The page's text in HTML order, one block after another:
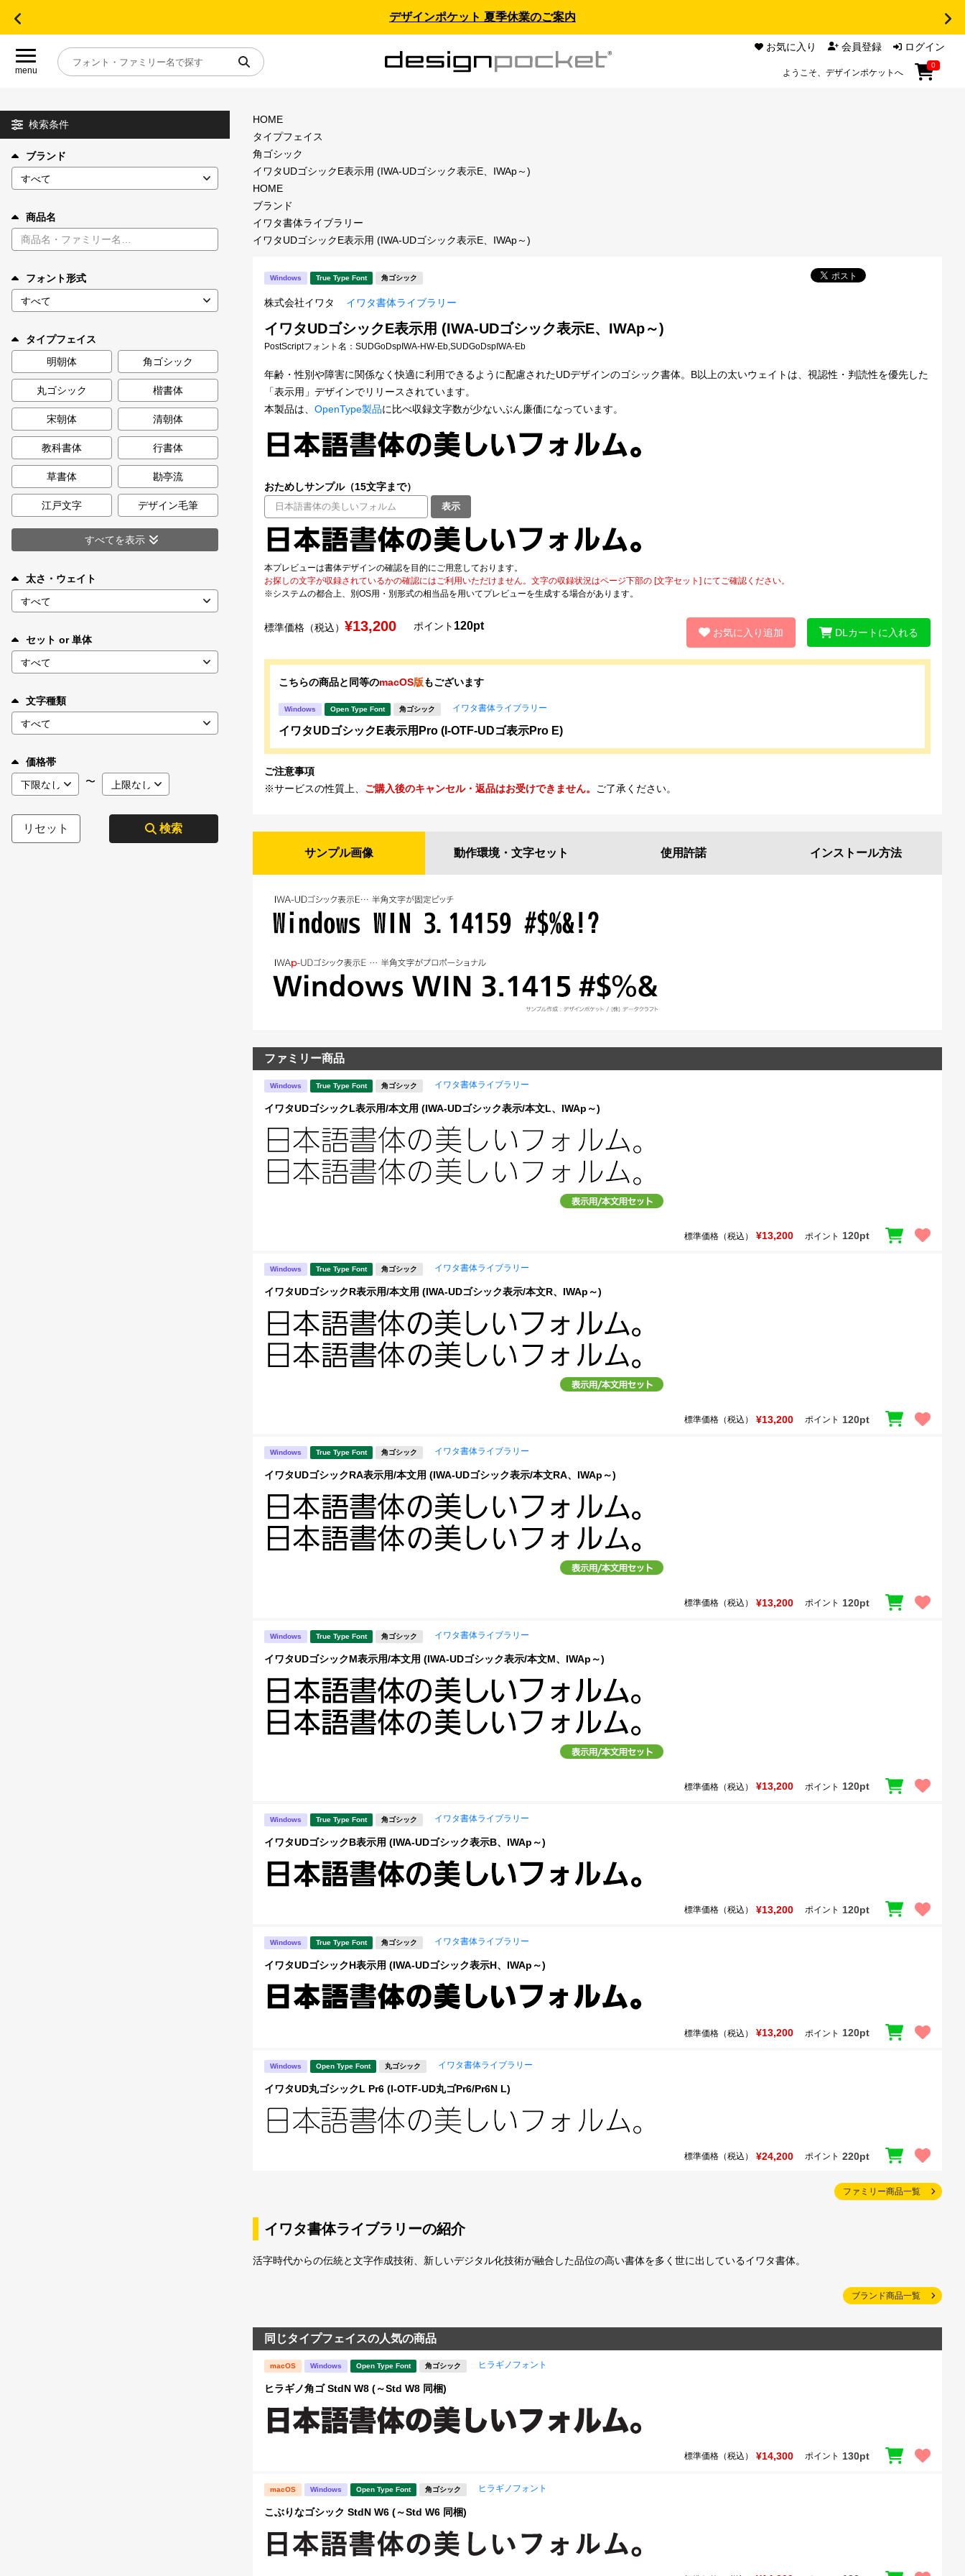
デザインポケット 夏季休業のご案内
menu
お気に入り 会員登録 ログイン
ようこそ、デザインポケットへ
0
目的別フォントガイド
特集
年間ライセンス商品
キャンペーン一覧
カート 0
マイページ
お気に入り
ご利用ガイド
お問い合わせ
検索条件
ブランド
商品名
フォント形式
タイプフェイス
明朝体
角ゴシック
丸ゴシック 楷書体
宋朝体 清朝体
教科書体 行書体
草書体 勘亭流
江戸文字 デザイン毛筆
すべてを表示
太さ・ウェイト
セット or 単体
文字種類
価格帯
〜
リセット 検索
HOME
タイプフェイス
角ゴシック
イワタUDゴシックE表示用 (IWA-UDゴシック表示E、IWAp～)
HOME
ブランド
イワタ書体ライブラリー
イワタUDゴシックE表示用 (IWA-UDゴシック表示E、IWAp～)
Windows True Type Font 角ゴシック
株式会社イワタ イワタ書体ライブラリー
イワタUDゴシックE表示用 (IWA-UDゴシック表示E、IWAp～)
PostScriptフォント名： SUDGoDspIWA-HW-Eb,SUDGoDspIWA-Eb
年齢・性別や障害に関係なく快適に利用できるように配慮されたUDデザインのゴシック書体。B以上の太いウェイトは、視認性・判読性を優先した
「表示用」デザインでリリースされています。
本製品は、 OpenType製品に比べ収録文字数が少ないぶん廉価になっています。
おためしサンプル（15文字まで）
表示
本プレビューは書体デザインの確認を目的にご用意しております。
お探しの文字が収録されているかの確認にはご利用いただけません。文字の収録状況はページ下部の [文字セット] にてご確認ください。
※システムの都合上、別OS用・別形式の相当品を用いてプレビューを生成する場合があります。
標準価格（税込） ¥13,200 ポイント 120pt
お気に入り追加 DLカートに入れる
こちらの商品と同等のmacOS版もございます
Windows Open Type Font 角ゴシック イワタ書体ライブラリー
イワタUDゴシックE表示用Pro (I-OTF-UDゴ表示Pro E)
ご注意事項
※サービスの性質上、 ご購入後のキャンセル・返品はお受けできません。 ご了承ください。
サンプル画像 動作環境・ 文字セット 使用許諾 インストール方法
ファミリー商品
Windows True Type Font 角ゴシック イワタ書体ライブラリー
イワタUDゴシックL表示用/本文用 (IWA-UDゴシック表示/本文L、IWAp～)
標準価格（税込） ¥13,200 ポイント 120pt
Windows True Type Font 角ゴシック イワタ書体ライブラリー
イワタUDゴシックR表示用/本文用 (IWA-UDゴシック表示/本文R、IWAp～)
標準価格（税込） ¥13,200 ポイント 120pt
Windows True Type Font 角ゴシック イワタ書体ライブラリー
イワタUDゴシックRA表示用/本文用 (IWA-UDゴシック表示/本文RA、IWAp～)
標準価格（税込） ¥13,200 ポイント 120pt
Windows True Type Font 角ゴシック イワタ書体ライブラリー
イワタUDゴシックM表示用/本文用 (IWA-UDゴシック表示/本文M、IWAp～)
標準価格（税込） ¥13,200 ポイント 120pt
Windows True Type Font 角ゴシック イワタ書体ライブラリー
イワタUDゴシックB表示用 (IWA-UDゴシック表示B、IWAp～)
標準価格（税込） ¥13,200 ポイント 120pt
Windows True Type Font 角ゴシック イワタ書体ライブラリー
イワタUDゴシックH表示用 (IWA-UDゴシック表示H、IWAp～)
標準価格（税込） ¥13,200 ポイント 120pt
Windows Open Type Font 丸ゴシック イワタ書体ライブラリー
イワタUD丸ゴシックL Pr6 (I-OTF-UD丸ゴPr6/Pr6N L)
標準価格（税込） ¥24,200 ポイント 220pt
ファミリー商品一覧
イワタ書体ライブラリーの紹介
活字時代からの伝統と文字作成技術、新しいデジタル化技術が融合した品位の高い書体を多く世に出しているイワタ書体。
ブランド商品一覧
同じタイプフェイスの人気の商品
macOS Windows Open Type Font 角ゴシック ヒラギノフォント
ヒラギノ角ゴ StdN W8 (～Std W8 同梱)
標準価格（税込） ¥14,300 ポイント 130pt
macOS Windows Open Type Font 角ゴシック ヒラギノフォント
こぶりなゴシック StdN W6 (～Std W6 同梱)